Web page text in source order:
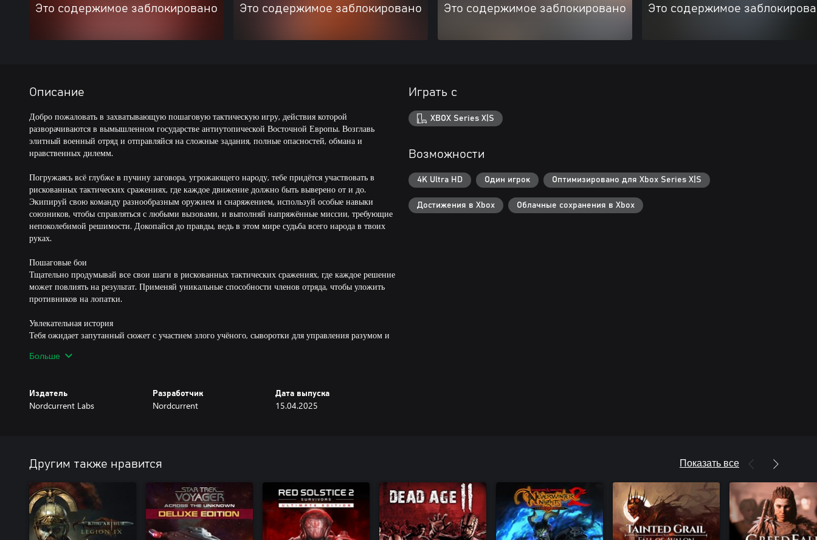
Это содержимое заблокировано Это содержимое заблокировано Это содержимое заблокировано Это содержимое
Описание
Добро пожаловать в захватывающую пошаговую тактическую игру, действия которой
разворачиваются в вымышленном государстве антиутопической Восточной Европы. Возглавь
элитный военный отряд и отправляйся на сложные задания, полные опасностей, обмана и
нравственных дилемм.
Погружаясь всё глубже в пучину заговора, угрожающего народу, тебе придётся участвовать в
рискованных тактических сражениях, где каждое движение должно быть выверено от и до.
Экипируй свою команду разнообразным оружием и снаряжением, используй особые навыки
союзников, чтобы справляться с любыми вызовами, и выполняй напряжённые миссии, требующие
непоколебимой решимости. Докопайся до правды, ведь в этом мире судьба всего народа в твоих
руках.
Пошаговые бои
Тщательно продумывай все свои шаги в рискованных тактических сражениях, где каждое решение
может повлиять на результат. Применяй уникальные способности членов отряда, чтобы уложить
противников на лопатки.
Увлекательная история
Тебя ожидает запутанный сюжет с участием злого учёного, сыворотки для управления разумом и
защитить свой народ.
Снабди свой отряд различным оружием от мясницких крюков и топоров до огнемётов и
миномётов, а также наделяй персонажей особыми способностями благодаря сочетаниям
Постапокалиптический мир
Исследуй загадочные и атмосферные районы в вымышленной постапокалиптической Восточной
Европе: от мрачных заброшенных городов до скрытых лесных лабораторий и укреплённых
военных баз.
Больше
Издатель
Nordcurrent Labs
Разработчик
Nordcurrent
Дата выпуска
15.04.2025
Играть с
XBOX Series X|S
Возможности
4K Ultra HD Один игрок Оптимизировано для Xbox Series X|S
Достижения в Xbox Облачные сохранения в Xbox
Другим также нравится Показать все